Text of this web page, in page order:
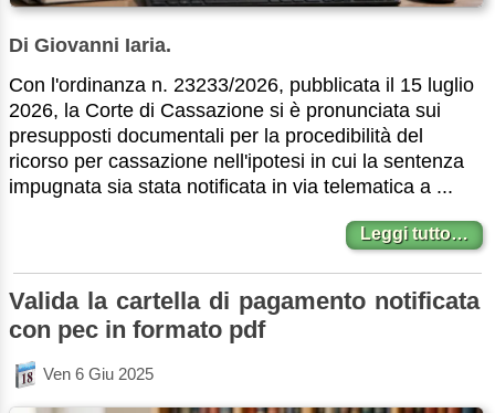
Di Giovanni Iaria.
Con l'ordinanza n. 23233/2026, pubblicata il 15 luglio
2026, la Corte di Cassazione si è pronunciata sui
presupposti documentali per la procedibilità del
ricorso per cassazione nell'ipotesi in cui la sentenza
impugnata sia stata notificata in via telematica a ...
Leggi tutto…
Valida la cartella di pagamento notificata
con pec in formato pdf
Ven 6 Giu 2025